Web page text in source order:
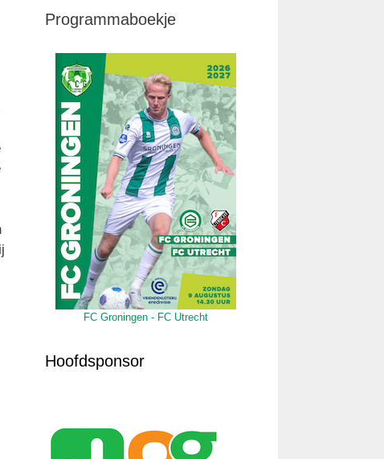
Programmaboekje
FC Groningen - FC Utrecht
Hoofdsponsor